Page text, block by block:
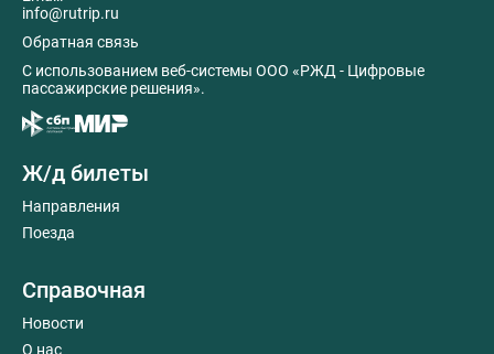
info@rutrip.ru
Обратная связь
C использованием веб-системы ООО «РЖД - Цифровые
пассажирские решения».
Ж/д билеты
Направления
Поезда
Справочная
Новости
О нас